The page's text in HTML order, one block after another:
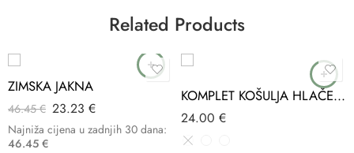
Related Products
-50%
ZIMSKA JAKNA
46.45€ 23.23 €
Najniža cijena u zadnjih 30 dana:
46.45 €
KOMPLET KOŠULJA HLAČE S TREGERIMA SORT TERRY
24.00 €